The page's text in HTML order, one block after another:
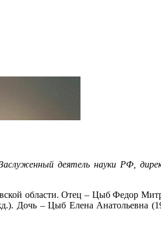
деятель науки РФ,
области. Отец – Цыб Федор
Дочь – Цыб Елена Анатольевна